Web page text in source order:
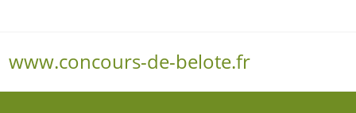
www.concours-de-belote.fr